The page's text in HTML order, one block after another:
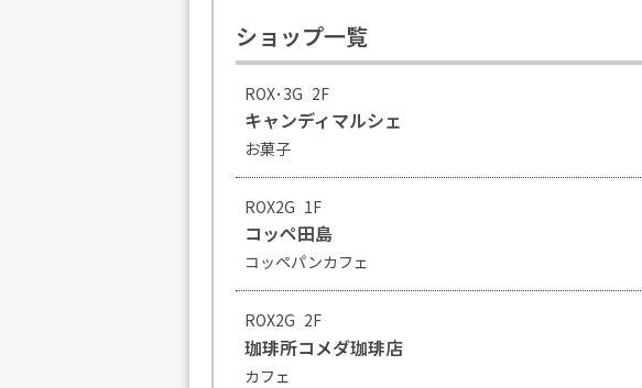
ショップ一覧
ROX･3G 2F
キャンディマルシェ
お菓子
ROX2G 1F
コッペ田島
コッペパンカフェ
ROX2G 2F
珈琲所コメダ珈琲店
カフェ